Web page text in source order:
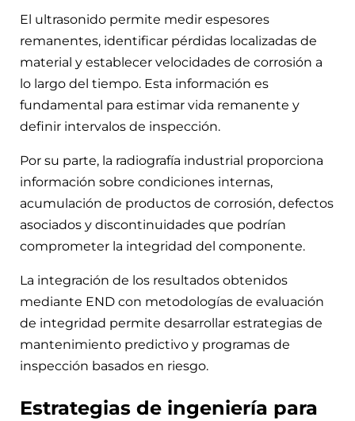
El ultrasonido permite medir espesores
remanentes, identificar pérdidas localizadas de
material y establecer velocidades de corrosión a
lo largo del tiempo. Esta información es
fundamental para estimar vida remanente y
definir intervalos de inspección.
Por su parte, la radiografía industrial proporciona
información sobre condiciones internas,
acumulación de productos de corrosión, defectos
asociados y discontinuidades que podrían
comprometer la integridad del componente.
La integración de los resultados obtenidos
mediante END con metodologías de evaluación
de integridad permite desarrollar estrategias de
mantenimiento predictivo y programas de
inspección basados en riesgo.
Estrategias de ingeniería para